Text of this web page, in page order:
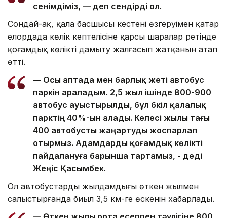
сенімдіміз, — деп сендірді ол.
Сондай-ақ, қала басшысы кестенің өзгеруімен қатар
елордада көлік кептелісіне қарсы шаралар ретінде
қоғамдық көлікті дамыту жалғасып жатқанын атап
өтті.
— Осы аптада мен барлық жеті автобус
паркін араладым. 2,5 жыл ішінде 800-900
автобус ауыстырылды, бұл бүкіл қалалық
парктің 40%-ын алады. Келесі жылы тағы
400 автобусты жаңартуды жоспарлап
отырмыз. Адамдарды қоғамдық көлікті
пайдалануға барынша тартамыз, - деді
Жеңіс Қасымбек.
Ол автобустардың жылдамдығы өткен жылмен
салыстырғанда биыл 3,5 км-ге өскенін хабарлады.